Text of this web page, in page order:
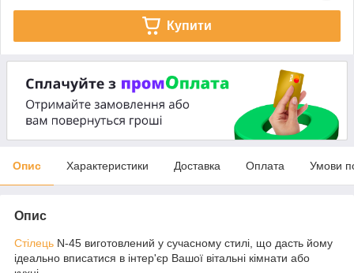
Купити
Опис Характеристики Доставка Оплата Умови
Опис
Стілець N-45 виготовлений у сучасному стилі, що дасть йому
ідеально вписатися в інтер'єр Вашої вітальні кімнати або